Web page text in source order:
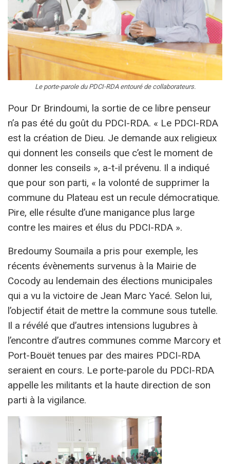
Le porte-parole du PDCI-RDA entouré de collaborateurs.
Pour Dr Brindoumi, la sortie de ce libre penseur
n’a pas été du goût du PDCI-RDA. « Le PDCI-RDA
est la création de Dieu. Je demande aux religieux
qui donnent les conseils que c’est le moment de
donner les conseils », a-t-il prévenu. Il a indiqué
que pour son parti, « la volonté de supprimer la
commune du Plateau est un recule démocratique.
Pire, elle résulte d’une manigance plus large
contre les maires et élus du PDCI-RDA ».
Bredoumy Soumaila a pris pour exemple, les
récents évènements survenus à la Mairie de
Cocody au lendemain des élections municipales
qui a vu la victoire de Jean Marc Yacé. Selon lui,
l’objectif était de mettre la commune sous tutelle.
Il a révélé que d’autres intensions lugubres à
l’encontre d’autres communes comme Marcory et
Port-Bouët tenues par des maires PDCI-RDA
seraient en cours. Le porte-parole du PDCI-RDA
appelle les militants et la haute direction de son
parti à la vigilance.